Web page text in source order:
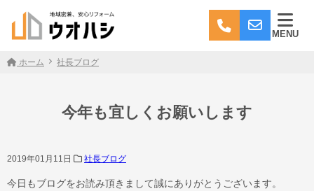
MENU
ホーム 社長ブログ
今年も宜しくお願いします
2019年01月11日 社長ブログ
今日もブログをお読み頂きまして誠にありがとうございます。